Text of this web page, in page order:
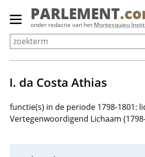
Overslaan
Primair
menu
tonen/verbergen
PARLEMENT
onder redactie van het Montesquieu
I. da Costa Athias
functie(s) in de periode 1798-1801:
Vertegenwoordigend Lichaam